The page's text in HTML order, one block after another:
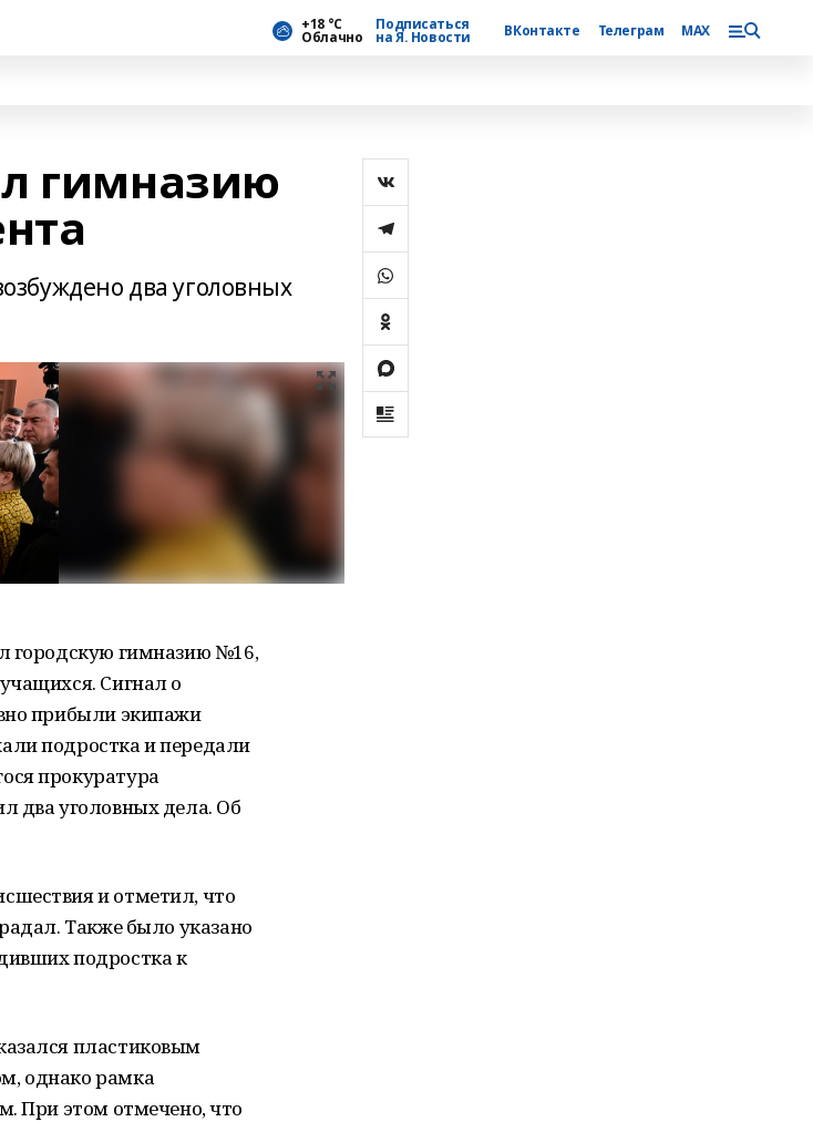
+18 °С
Облачно
Подписаться
на Я. Новости ВКонтакте Телеграм MAX
гимназию
два уголовных
городскую гимназию №16,
Сигнал о
прибыли экипажи
подростка и передали
прокуратура
два уголовных дела. Об
и отметил, что
Также было указано
подростка к
пластиковым
однако рамка
При этом отмечено, что